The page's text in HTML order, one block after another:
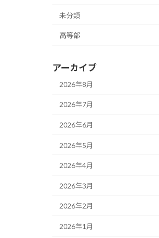
未分類
高等部
アーカイブ
2026年8月
2026年7月
2026年6月
2026年5月
2026年4月
2026年3月
2026年2月
2026年1月